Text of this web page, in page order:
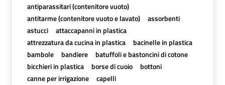
antiparassitari (contenitore vuoto)
antitarme (contenitore vuoto e lavato)
assorbenti
astucci
attaccapanni in plastica
attrezzatura da cucina in plastica
bacinelle in plastica
bambole
bandiere
batuffoli e bastoncini di cotone
bicchieri in plastica
borse di cuoio
bottoni
canne per irrigazione
capelli